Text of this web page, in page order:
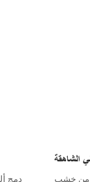
دمج
الشاهقة
من خشب